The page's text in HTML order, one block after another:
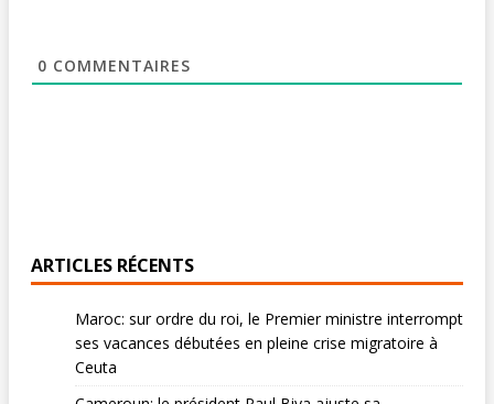
0 COMMENTAIRES
ARTICLES RÉCENTS
Maroc: sur ordre du roi, le Premier ministre interrompt
ses vacances débutées en pleine crise migratoire à
Ceuta